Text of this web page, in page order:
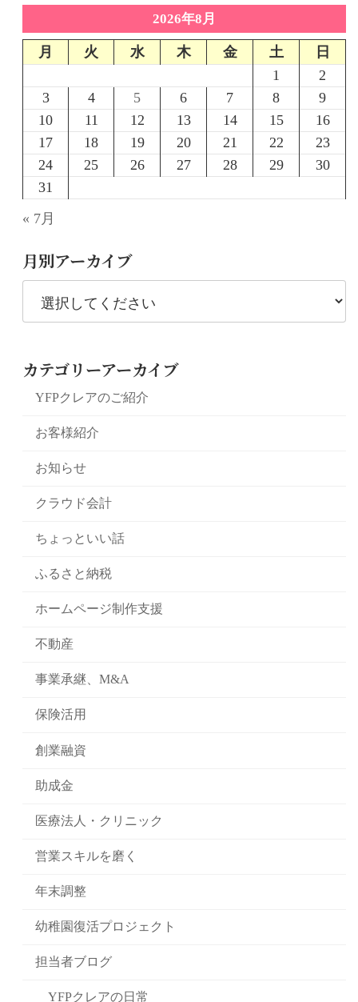
2026年8月
月 火 水 木 金 土
日
1
2
3
4 5 6 7 8
9
10
11 12 13 14 15
16
17
18 19 20 21 22
23
24
25 26 27 28 29
30
31
« 7月
月別アーカイブ
カテゴリーアーカイブ
YFPクレアのご紹介
お客様紹介
お知らせ
クラウド会計
ちょっといい話
ふるさと納税
ホームページ制作支援
不動産
事業承継、M&A
保険活用
創業融資
助成金
医療法人・クリニック
営業スキルを磨く
年末調整
幼稚園復活プロジェクト
担当者ブログ
YFPクレアの日常